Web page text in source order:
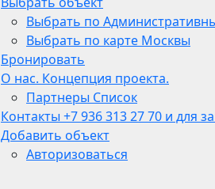
Выбрать по
Выбрать по карте Москвы
Бронировать
О нас. Концепция проекта.
Партнеры Список
Контакты +7 936 313 27 70 и для
Добавить объект
Авторизоваться